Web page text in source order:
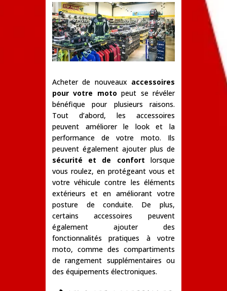
Acheter de nouveaux accessoires
pour votre moto peut se révéler
bénéfique pour plusieurs raisons.
Tout d’abord, les accessoires
peuvent améliorer le look et la
performance de votre moto. Ils
peuvent également ajouter plus de
sécurité et de confort lorsque
vous roulez, en protégeant vous et
votre véhicule contre les éléments
extérieurs et en améliorant votre
posture de conduite. De plus,
certains accessoires peuvent
également ajouter des
fonctionnalités pratiques à votre
moto, comme des compartiments
de rangement supplémentaires ou
des équipements électroniques.